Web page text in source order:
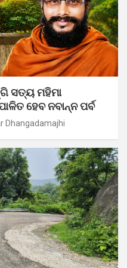
ସତ୍ୟ ମହିମା
ହେବ ନବାନ୍ନ ପର୍ବ
Dhangadamajhi